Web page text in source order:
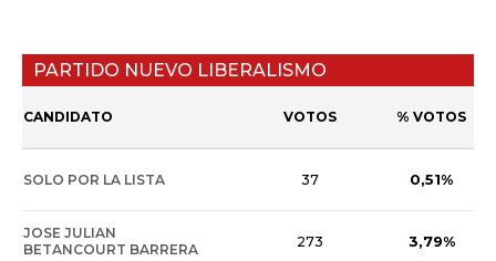
PARTIDO NUEVO LIBERALISMO
CANDIDATO VOTOS % VOTOS
SOLO POR LA LISTA 37 0,51%
JOSE JULIAN
BETANCOURT BARRERA
273 3,79%